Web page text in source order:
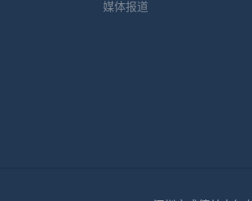
媒体报道